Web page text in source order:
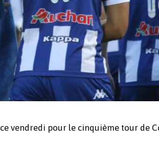
vendredi pour le cinquième tour de